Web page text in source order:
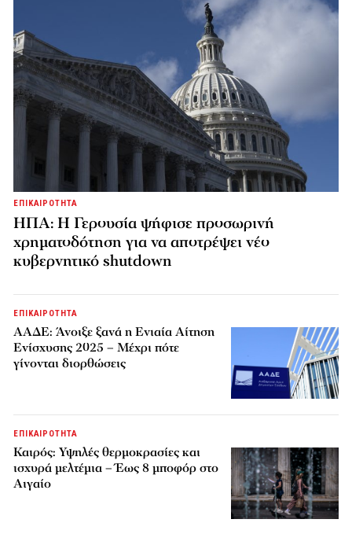
ΕΠΙΚΑΙΡΟΤΗΤΑ
ΗΠΑ: Η Γερουσία ψήφισε προσωρινή
χρηματοδότηση για να αποτρέψει νέο
κυβερνητικό shutdown
ΕΠΙΚΑΙΡΟΤΗΤΑ
ΑΑΔΕ: Άνοιξε ξανά η Ενιαία Αίτηση
Ενίσχυσης 2025 – Μέχρι πότε
γίνονται διορθώσεις
ΕΠΙΚΑΙΡΟΤΗΤΑ
Καιρός: Υψηλές θερμοκρασίες και
ισχυρά μελτέμια – Έως 8 μποφόρ στο
Αιγαίο